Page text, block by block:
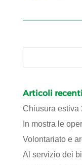
Articoli recenti
Chiusura estiva
In mostra le
Volontariato e
Al servizio dei